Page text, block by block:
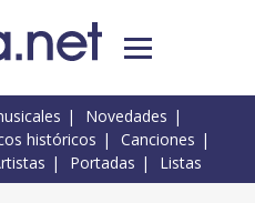
Novedades
históricos
Canciones
Portadas Listas